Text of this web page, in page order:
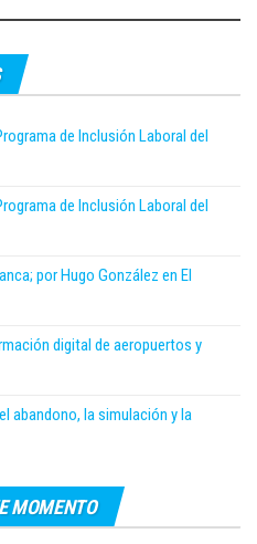
de Inclusión Laboral del
de Inclusión Laboral del
por Hugo González en El
digital de aeropuertos y
abandono, la simulación y la
MOMENTO